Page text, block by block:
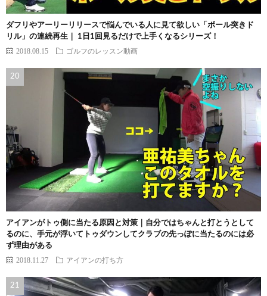
ダフリやアーリーリリースで悩んでいる人に見て欲しい「ボール突きド
リル」の連続再生｜ 1日1回見るだけで上手くなるシリーズ！
2018.08.15 ゴルフのレッスン動画
アイアンがトゥ側に当たる原因と対策｜自分ではちゃんと打とうとして
るのに、手元が浮いてトゥダウンしてクラブの先っぽに当たるのには必
ず理由がある
2018.11.27 アイアンの打ち方